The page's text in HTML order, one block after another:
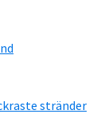
stränder